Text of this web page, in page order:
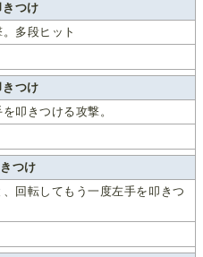
つけ
多段ヒット
つけ
叩きつける攻撃。
つけ
回転してもう一度左手を叩きつ